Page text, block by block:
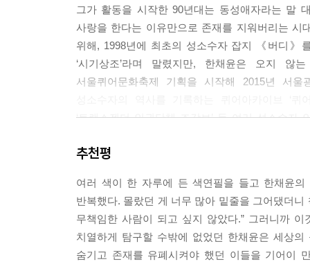
---「우린 춤추면서 싸우지, 그게 퀴어야」중에서
지금까지 정말 셀 수 없이 많은 인터뷰를 해왔다.
만난 사람은 다양하지만 마지막 질문은 거의 비
고. 나는 성소수자를 이해하고 존중해달라고 말하
나의 절친한 친구가, 나와 죽이 잘 맞는 직장 동료
로서 어떻게 할지 말이죠. 그리고 내가 살아갈 이
을 던지는 사회가살고 싶은 사회인지. 그렇게 사
지. 그들의, 성소수자만의 인권 문제가 아니라 나
---「동료 시민, 앨라이가 되자」중에서
그가 활동을 시작한 90년대는 동성애자라는 말
사랑을 한다는 이유만으로 존재를 지워버리는 시
위해, 1998년에 최초의 성소수자 잡지 《버디》
‘시기상조’라며 말렸지만, 한채윤은 오지 않
서울퀴어문화축제 기획을 시작해 2015년 서울
‘트랜스젠더 인권단체 조각보’ 등 여러 성소수자
있다.
한채윤의 활동은 국가가 국민의 삶을 보장해준
선언을, 서로 사랑하고 돌보며 해로하고 싶다는
나서서 성소수자의 삶 모든 순간에 무엇이 필요
있도록.
추천평
여러 색이 한 자루에 든 색연필을 들고 한채윤
반복했다. 몰랐던 게 너무 많아 밑줄을 그어댔더
무책임한 사람이 되고 싶지 않았다.” 그러니까
치열하게 탐구할 수밖에 없었던 한채윤은 세상
숨기고 존재를 유폐시켜야 했던 이들을 기어이